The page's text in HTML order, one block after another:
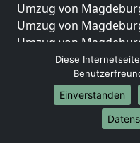
Umzug von
Umzug von
Umzug von
Umzug von
Umzug von
Umzug von
Internationale-
Diese
Einverstanden